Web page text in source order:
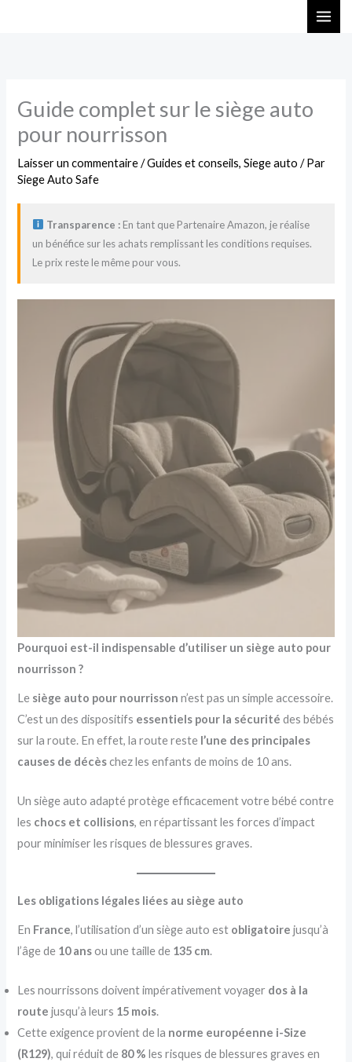
Guide complet sur le siège auto
pour nourrisson
Laisser un commentaire /Guides et conseils,Siege auto / Par
Siege Auto Safe
Transparence : En tant que Partenaire Amazon, je réalise
un bénéfice sur les achats remplissant les conditions requises.
Le prix reste le même pour vous.
Pourquoi est-il indispensable d’utiliser un siège auto pour
nourrisson ?
Le siège auto pour nourrisson n’est pas un simple accessoire.
C’est un des dispositifs essentiels pour la sécurité des bébés
sur la route. En effet, la route reste l’une des principales
causes de décèschez les enfants de moins de 10 ans.
Un siège auto adapté protège efficacement votre bébé contre
les chocs et collisions, en répartissant les forces d’impact
pour minimiser les risques de blessures graves.
Les obligations légales liées au siège auto
En France, l’utilisation d’un siège auto est obligatoire jusqu’à
l’âge de 10 ansou une taille de 135 cm.
Les nourrissons doivent impérativement voyager dos à la
route jusqu’à leurs 15 mois.
Cette exigence provient de la norme européenne i-Size
(R129), qui réduit de 80 % les risques de blessures graves en